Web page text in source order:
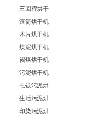
三回程烘干
滚筒烘干机
木片烘干机
煤泥烘干机
褐煤烘干机
污泥烘干机
电镀污泥烘
生活污泥烘
印染污泥烘